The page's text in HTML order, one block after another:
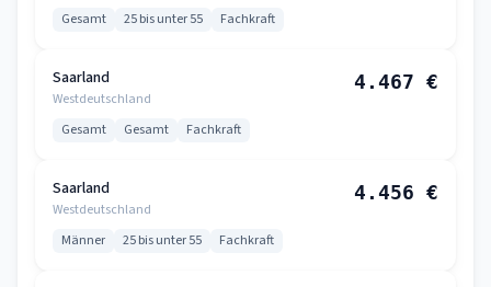
Gesamt 25 bis unter 55 Fachkraft
Saarland
Westdeutschland
4.467 €
Gesamt Gesamt Fachkraft
Saarland
Westdeutschland
4.456 €
Männer 25 bis unter 55 Fachkraft